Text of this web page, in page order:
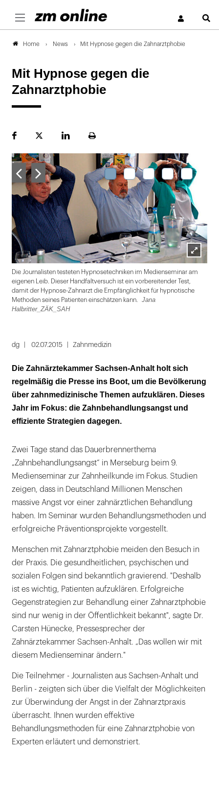
Home News Mit Hypnose gegen die Zahnarztphobie
Mit Hypnose gegen die
Zahnarztphobie
FacebookPlattformLinekdInSeite
Lightbox
öffnen
Die Journalisten testeten Hypnosetechniken im Medienseminar am
eigenen Leib. Dieser Handfaltversuch ist ein vorbereitender Test,
damit der Hypnose-Zahnarzt die Empfänglichkeit für hypnotische
Methoden seines Patienten einschätzen kann.
Jana
Halbritter_ZÄK_SAH
1
5
dg 02.07.2015 Zahnmedizin
Die Zahnärztekammer Sachsen-Anhalt holt sich
regelmäßig die Presse ins Boot, um die Bevölkerung
über zahnmedizinische Themen aufzuklären. Dieses
Jahr im Fokus: die Zahnbehandlungsangst und
effiziente Strategien dagegen.
Zwei Tage stand das Dauerbrennerthema
„Zahnbehandlungsangst“ in Merseburg beim 9.
Medienseminar zur Zahnheilkunde im Fokus. Studien
zeigen, dass in Deutschland Millionen Menschen
massive Angst vor einer zahnärztlichen Behandlung
haben. Im Seminar wurden Behandlungsmethoden und
erfolgreiche Präventionsprojekte vorgestellt.
Menschen mit Zahnarztphobie meiden den Besuch in
der Praxis. Die gesundheitlichen, psychischen und
sozialen Folgen sind bekanntlich gravierend. "Deshalb
ist es wichtig, Patienten aufzuklären. Erfolgreiche
Gegenstrategien zur Behandlung einer Zahnarztphobie
sind nur wenig in der Öffentlichkeit bekannt", sagte Dr.
Carsten Hünecke, Pressesprecher der
Zahnärztekammer Sachsen-Anhalt. „Das wollen wir mit
diesem Medienseminar ändern."
Die Teilnehmer - Journalisten aus Sachsen-Anhalt und
Berlin - zeigten sich über die Vielfalt der Möglichkeiten
zur Überwindung der Angst in der Zahnarztpraxis
überrascht. Ihnen wurden effektive
Behandlungsmethoden für eine Zahnarztphobie von
Experten erläutert und demonstriert.